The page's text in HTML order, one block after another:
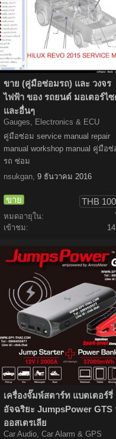
ขาย (คู่มือซ่อมรถ) และ วงจร
ไฟฟ้า ของ รถยนต์ มอเตอร์ไซ
และอื่นๆ
Gauges, Electronics & ECU
คู่มือซ่อม service manual repair
manual workshop manual คู่มือซ่
รถ ซ่อม
nsukgan, 9 ธันวาคม 2016
ขาย THB
หมดอายุใน:
เข้าชม:
เครื่องจั๊มพ์สตาร์ท แบตเตอร์รี่
อัจฉริยะ JumpsPower GTS
ออสเตรเลีย
Car Audio, Car Alarm & GPS